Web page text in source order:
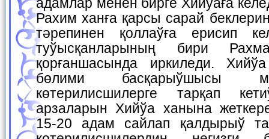
Рахим ханға қарсы сарай
тәрепинен қоллаўға ерисип
туўысқанларының бири
қорғаншасында иркиледи.
бөлими басқарыўшысы
көтерилисшилерге тарқап
арзаларын Хийўа ханына
15-20 адам сайлап қалдырыў